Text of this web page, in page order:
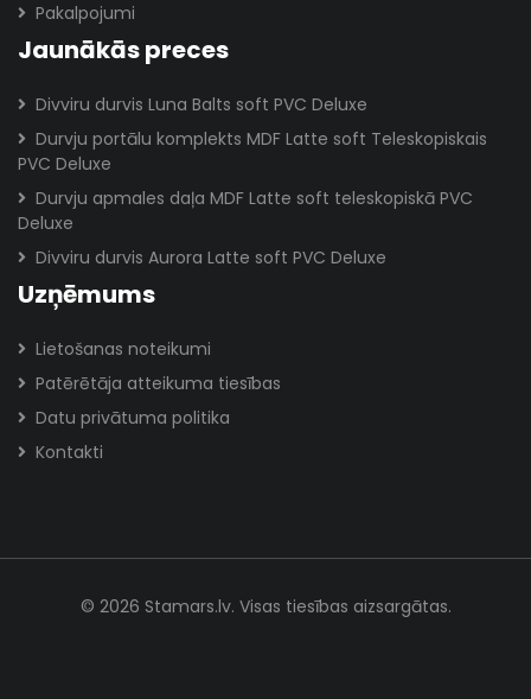
Pakalpojumi
Jaunākās preces
Divviru durvis Luna Balts soft PVC Deluxe
Durvju portālu komplekts MDF Latte soft Teleskopiskais
PVC Deluxe
Durvju apmales daļa MDF Latte soft teleskopiskā PVC
Deluxe
Divviru durvis Aurora Latte soft PVC Deluxe
Uzņēmums
Lietošanas noteikumi
Patērētāja atteikuma tiesības
Datu privātuma politika
Kontakti
© 2026 Stamars.lv. Visas tiesības aizsargātas.